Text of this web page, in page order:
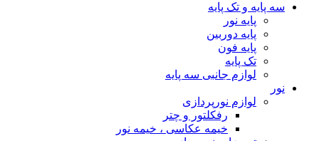
سه پایه و تک پایه
پایه نور
پایه دوربین
پایه فون
تک پایه
لوازم جانبی سه پایه
نور
لوازم نورپردازی
رفکلتور و چتر
خیمه عکاسی ، خیمه نور